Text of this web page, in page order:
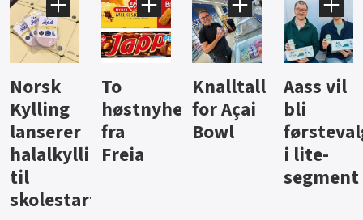
Knalltall
for Açai
Bowl
Aass vil
bli
førstevalg
i lite-
Brus og
jus fra
Berentsen
Hard
iste fra
Hansa